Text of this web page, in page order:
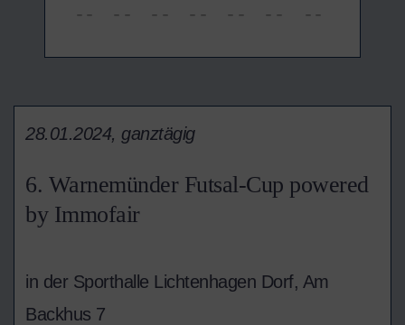
--
-- -- -- -- -- --
6. Warnemünder Futsal-Cup powered
by Immofair
28.01.2024, ganztägig
in der Sporthalle Lichtenhagen Dorf, Am
Backhus 7